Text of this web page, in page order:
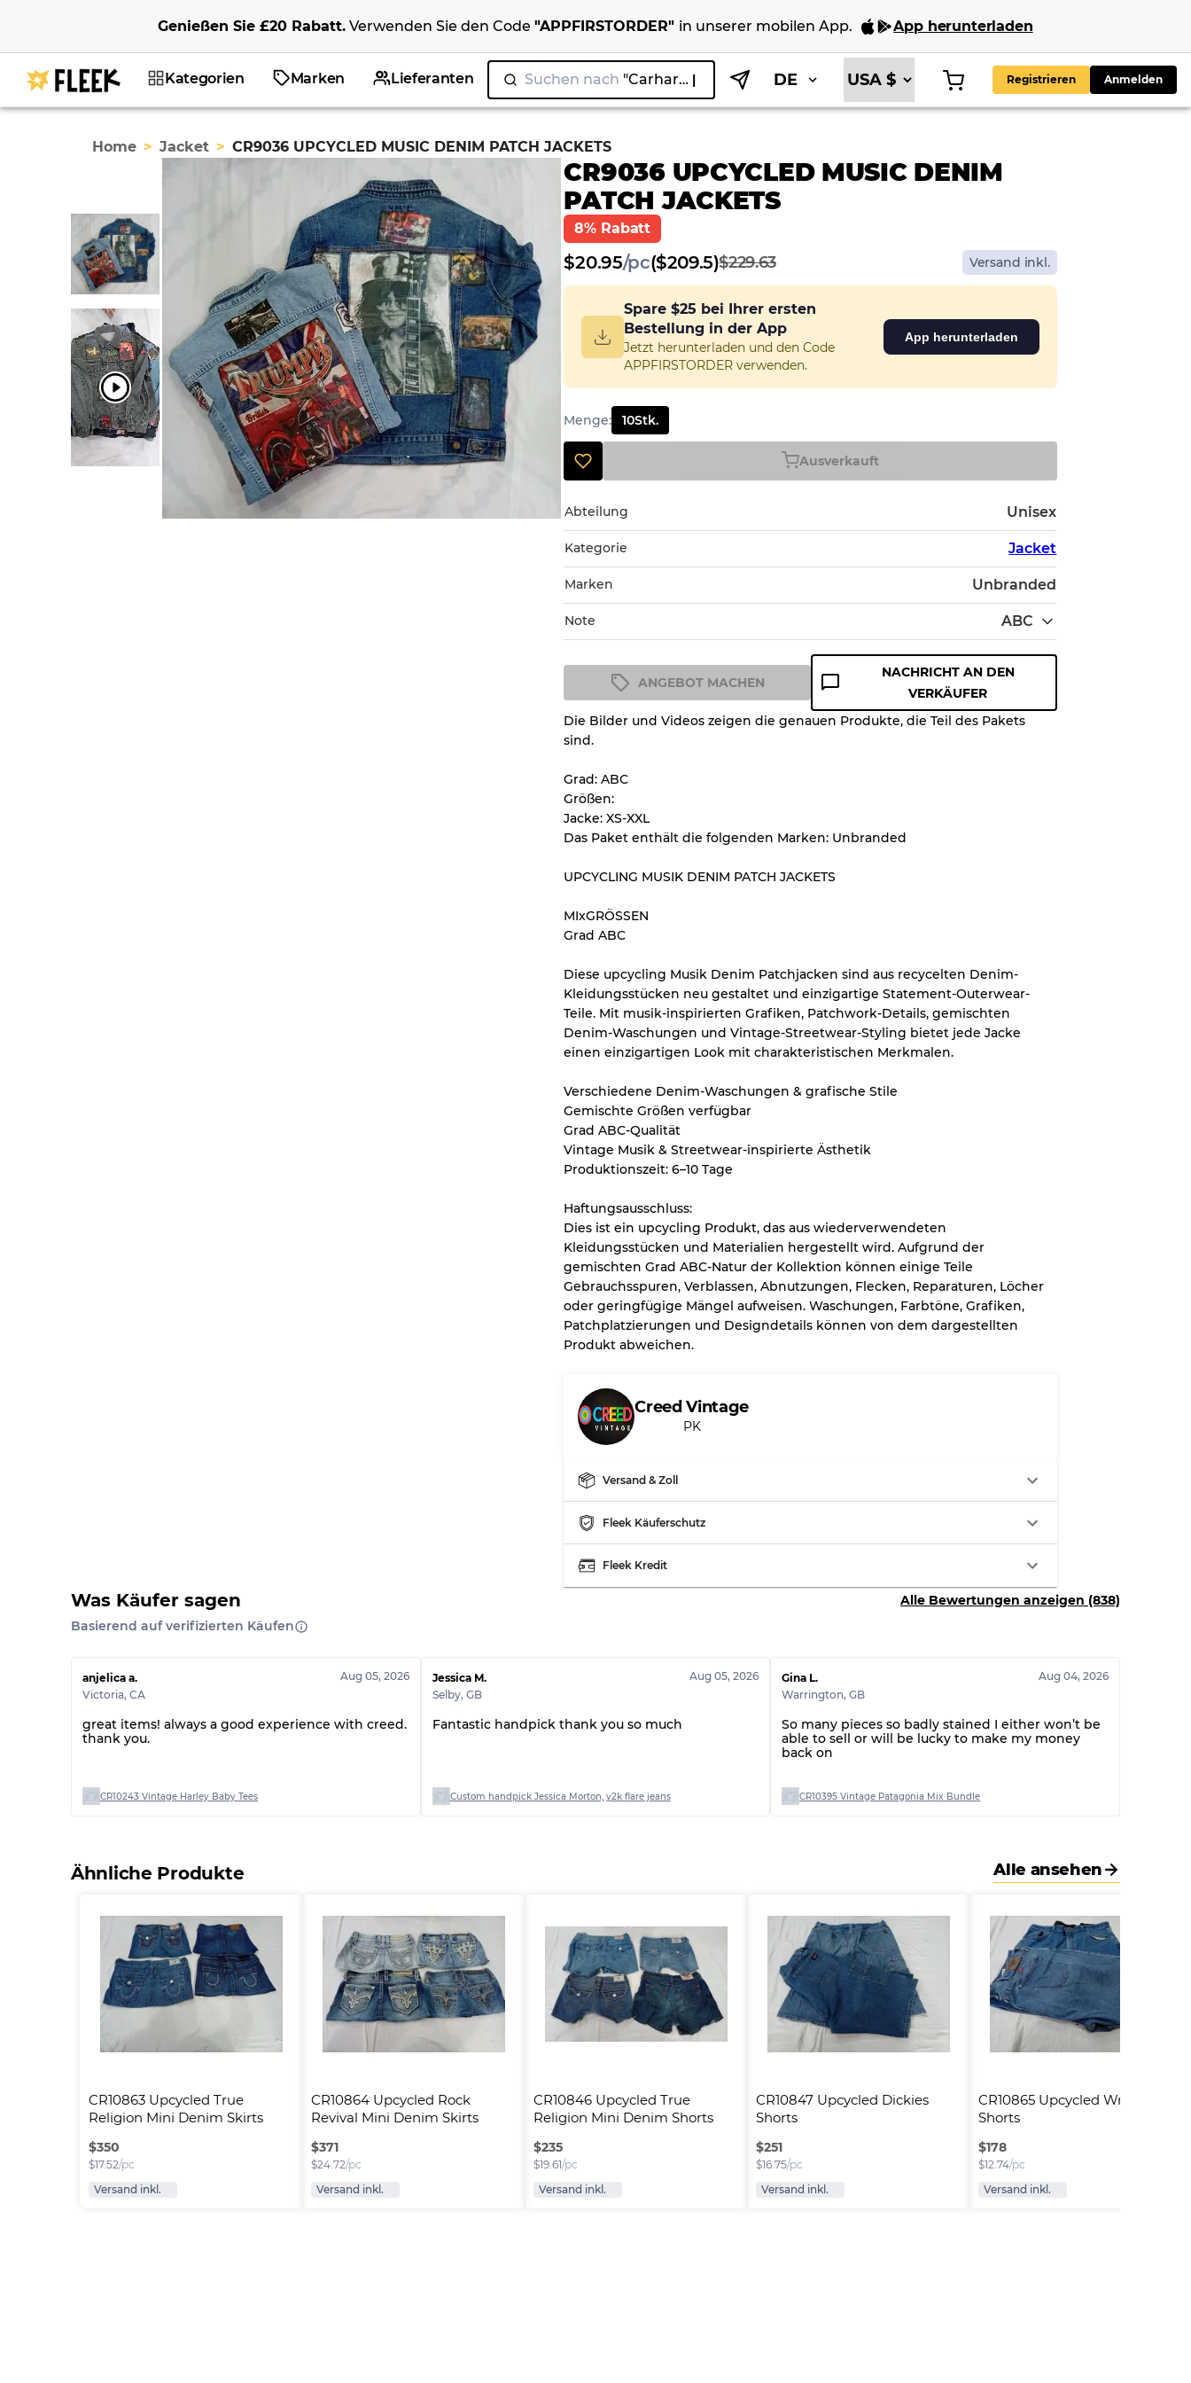
Genießen Sie£20 Rabatt. Verwenden Sie den Code"APPFIRSTORDER" in unserer mobilen App. App herunterladen
Kategorien Marken Lieferanten Suchen nach | DE Registrieren Anmelden
Home > Jacket > CR9036 UPCYCLED MUSIC DENIM PATCH JACKETS
CR9036 UPCYCLED MUSIC DENIM
PATCH JACKETS
8% Rabatt
$20.95/pc($209.5)$229.63 Versand inkl.
Spare $25 bei Ihrer ersten
Bestellung in der App
Jetzt herunterladen und den Code
APPFIRSTORDER verwenden.
App herunterladen
Menge: 10Stk.
Ausverkauft
Abteilung Unisex
Kategorie Jacket
Marken Unbranded
Note ABC
Zustandsrichtlinie
Alle Produkte enthalten eine Qualitätsstufe, damit Sie den
nachvollziehen können.
Es gibt eine Fehlermarge von bis zu
Großhandels
Note B Leicht gebraucht
Note CSichtbare Abnutzung mit Flecken
Aufteilung für gemischte Ratios
Note BC
Note ABC
30% A, 40% B, 30% C
ANGEBOT MACHEN
NACHRICHT AN DEN
VERKÄUFER
Die Bilder und Videos zeigen die genauen Produkte, die Teil des Pakets
sind.
Grad: ABC
Größen:
Jacke: XS-XXL
Das Paket enthält die folgenden Marken: Unbranded
UPCYCLING MUSIK DENIM PATCH JACKETS
MIxGRÖSSEN
Grad ABC
Diese upcycling Musik Denim Patchjacken sind aus recycelten Denim-
Kleidungsstücken neu gestaltet und einzigartige Statement-Outerwear-
Teile. Mit musik-inspirierten Grafiken, Patchwork-Details, gemischten
Denim-Waschungen und Vintage-Streetwear-Styling bietet jede Jacke
einen einzigartigen Look mit charakteristischen Merkmalen.
Verschiedene Denim-Waschungen & grafische Stile
Gemischte Größen verfügbar
Grad ABC-Qualität
Vintage Musik & Streetwear-inspirierte Ästhetik
Produktionszeit: 6–10 Tage
Haftungsausschluss:
Dies ist ein upcycling Produkt, das aus wiederverwendeten
Kleidungsstücken und Materialien hergestellt wird. Aufgrund der
gemischten Grad ABC-Natur der Kollektion können einige Teile
Gebrauchsspuren, Verblassen, Abnutzungen, Flecken, Reparaturen, Löcher
oder geringfügige Mängel aufweisen. Waschungen, Farbtöne, Grafiken,
Patchplatzierungen und Designdetails können von dem dargestellten
Produkt abweichen.
Creed Vintage
PK
Versand & Zoll
Fleek Käuferschutz
Fleek Kredit
Was Käufer sagen
Alle Bewertungen anzeigen (838)
Basierend auf verifizierten Käufen
anjelica a.
Victoria, CA
Aug 05, 2026
great items! always a good experience with creed.
thank you.
CR10243 Vintage Harley Baby Tees
Jessica M.
Selby, GB
Aug 05, 2026
Fantastic handpick thank you so much
Custom handpick Jessica Morton, y2k flare jeans
Gina L.
Warrington,GB
Aug 04, 2026
So many pieces so badly stained I either won’t be
able to sell or will be lucky to make my money
back on
CR10395 Vintage Patagonia Mix Bundle
Ähnliche Produkte Alle ansehen
CR10863 Upcycled True
Religion Mini Denim Skirts
$350
$17.52/pc
Versand inkl.
CR10864 Upcycled Rock
Revival Mini Denim Skirts
$371
$24.72/pc
Versand inkl.
CR10846 Upcycled True
Religion Mini Denim Shorts
$235
$19.61/pc
Versand inkl.
CR10847 Upcycled Dickies
Shorts
$251
$16.75/pc
Versand inkl.
CR10865 Upcycled Wrangler
Shorts
$178
$12.74/pc
Versand inkl.